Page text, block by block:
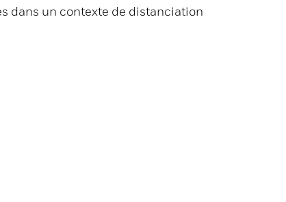
dans un contexte de distanciation